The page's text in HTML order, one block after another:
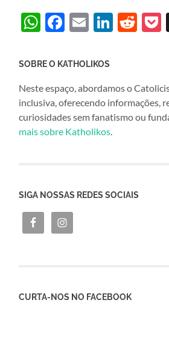
WhatsApp
Facebook
Email
SOBRE O KATHOLIKOS
Neste espaço, abordamos o
inclusiva, oferecendo informações,
curiosidades sem fanatismo ou
mais sobre Katholikos.
SIGA NOSSAS REDES SOCIAIS
CURTA-NOS NO FACEBOOK